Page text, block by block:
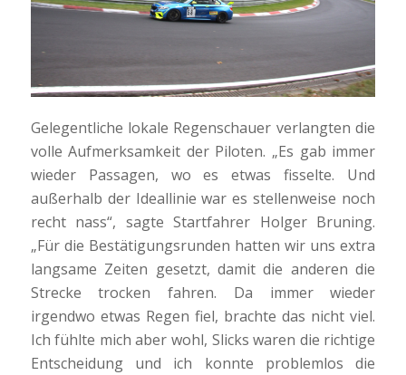
Gelegentliche lokale Regenschauer verlangten die
volle Aufmerksamkeit der Piloten. „Es gab immer
wieder Passagen, wo es etwas fisselte. Und
außerhalb der Ideallinie war es stellenweise noch
recht nass“, sagte Startfahrer Holger Bruning.
„Für die Bestätigungsrunden hatten wir uns extra
langsame Zeiten gesetzt, damit die anderen die
Strecke trocken fahren. Da immer wieder
irgendwo etwas Regen fiel, brachte das nicht viel.
Ich fühlte mich aber wohl, Slicks waren die richtige
Entscheidung und ich konnte problemlos die